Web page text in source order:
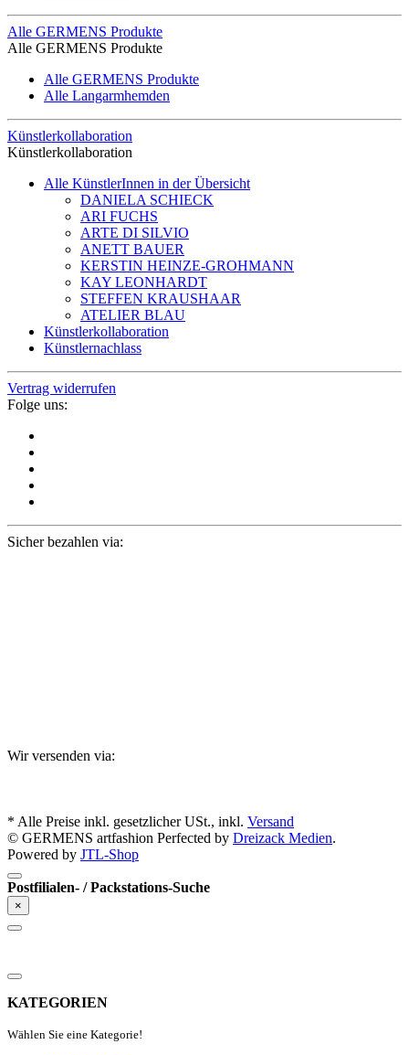
Alle GERMENS Produkte
Alle GERMENS Produkte
Alle GERMENS Produkte
Alle Langarmhemden
Künstlerkollaboration
Künstlerkollaboration
Alle KünstlerInnen in der Übersicht
DANIELA SCHIECK
ARI FUCHS
ARTE DI SILVIO
ANETT BAUER
KERSTIN HEINZE-GROHMANN
KAY LEONHARDT
STEFFEN KRAUSHAAR
ATELIER BLAU
Künstlerkollaboration
Künstlernachlass
Vertrag widerrufen
Folge uns:
Sicher bezahlen via:
Wir versenden via:
* Alle Preise inkl. gesetzlicher USt., inkl. Versand
© GERMENS artfashion Perfected by Dreizack Medien.
Powered by JTL-Shop
Postfilialen- / Packstations-Suche
×
KATEGORIEN
Wählen Sie eine Kategorie!